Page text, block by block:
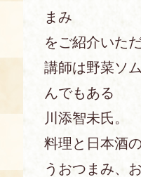
アク
FAQ
募集
キャ
食の
展
展示
レ
まみ
をご紹介いた
講師は野菜ソ
んでもある
川添智未氏。
料理と日本酒
うおつまみ、